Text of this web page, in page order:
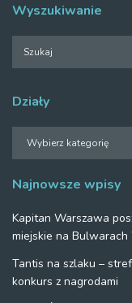
Wyszukiwanie
Działy
Najnowsze wpisy
Kapitan Warszawa
miejskie na
Tantis na szlaku –
konkurs z nagrodami